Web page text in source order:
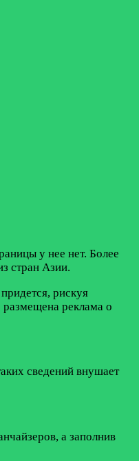
у нее нет. Более
стран Азии.
рискуя
реклама о
сведений внушает
а заполнив